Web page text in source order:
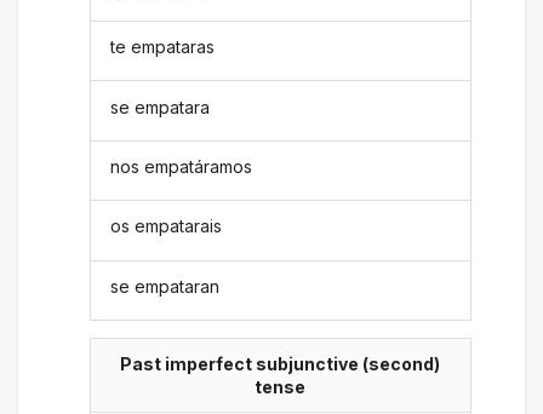
te empataras
se empatara
nos empatáramos
os empatarais
se empataran
Past imperfect subjunctive (second)
tense